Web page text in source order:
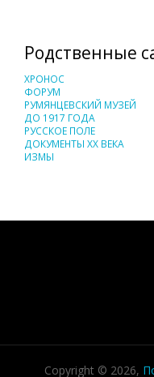
Родственные
ХРОНОС
ФОРУМ
РУМЯНЦЕВСКИЙ МУЗЕЙ
ДО 1917 ГОДА
РУССКОЕ ПОЛЕ
ДОКУМЕНТЫ XX ВЕКА
ИЗМЫ
Copyright © 2026,